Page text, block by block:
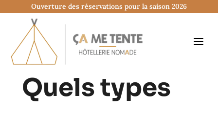
Ouverture des réservations pour la saison 2026
Quels types